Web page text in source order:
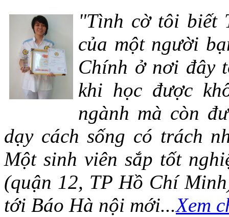
"Tình cờ tôi biết
của một người
Chính ở nơi đây
khi học được
ngành mà còn
dạy cách sống có trách
Một sinh viên sắp tốt
(quận 12, TP Hồ Chí
tới Báo Hà nội mới...Xem